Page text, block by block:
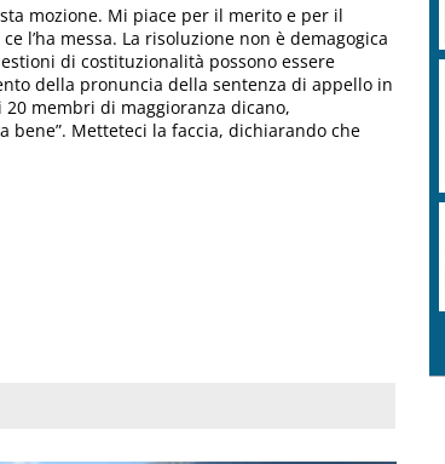
mozione. Mi piace per il merito e per il
l’ha messa. La risoluzione non è demagogica
di costituzionalità possono essere
della pronuncia della sentenza di appello in
membri di maggioranza dicano,
bene”. Metteteci la faccia, dichiarando che